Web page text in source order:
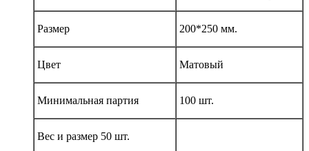
Размер 200*250 мм.
Цвет Матовый
Минимальная партия 100 шт.
Вес и размер 50 шт.